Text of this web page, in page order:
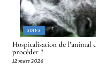
SOINS
Hospitalisation de l’animal
procéder ?
12 mars 2026